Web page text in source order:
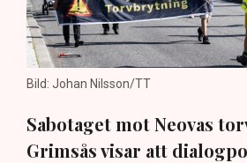
Bild: Johan Nilsson/TT
Sabotaget mot Neovas
Grimsås visar att